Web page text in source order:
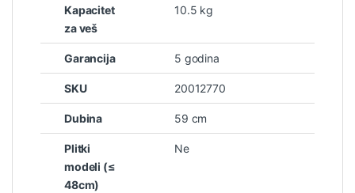
Kapacitet
za veš
10.5 kg
Garancija 5 godina
SKU 20012770
Dubina 59 cm
Plitki
modeli (≤
48cm)
Ne